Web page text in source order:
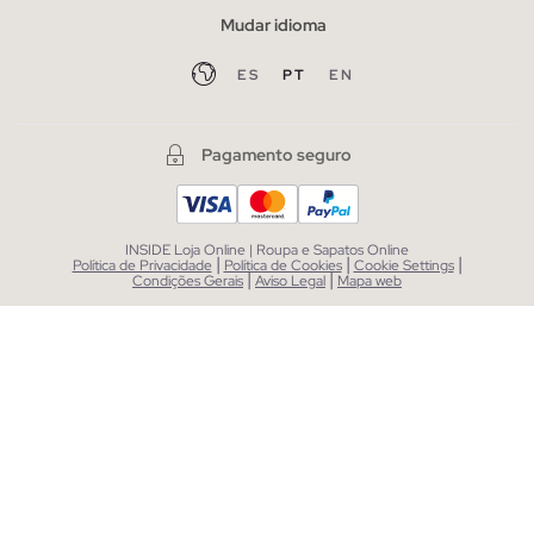
Mudar idioma
ES PT EN
Pagamento seguro
INSIDE Loja Online | Roupa e Sapatos Online
Política de Privacidade | Política de Cookies | Cookie Settings |
Condições Gerais|Aviso Legal| Mapa web